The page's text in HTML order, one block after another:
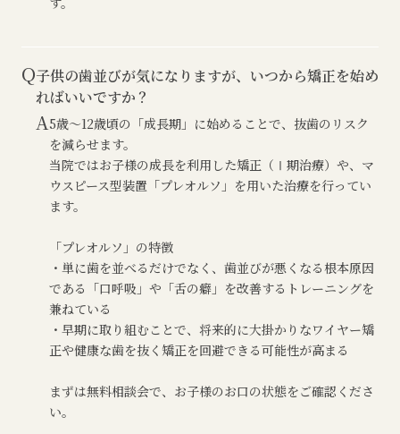
Q子供の歯並びが気になりますが、いつから矯正を始め
ればいいですか？
A5歳〜12歳頃の「成長期」に始めることで、抜歯のリスク
を減らせます。
当院ではお子様の成長を利用した矯正（Ⅰ期治療）や、マ
ウスピース型装置「プレオルソ」を用いた治療を行ってい
ます。
「プレオルソ」の特徴
・単に歯を並べるだけでなく、歯並びが悪くなる根本原因
である「口呼吸」や「舌の癖」を改善するトレーニングを
兼ねている
・早期に取り組むことで、将来的に大掛かりなワイヤー矯
正や健康な歯を抜く矯正を回避できる可能性が高まる
まずは無料相談会で、お子様のお口の状態をご確認くださ
い。